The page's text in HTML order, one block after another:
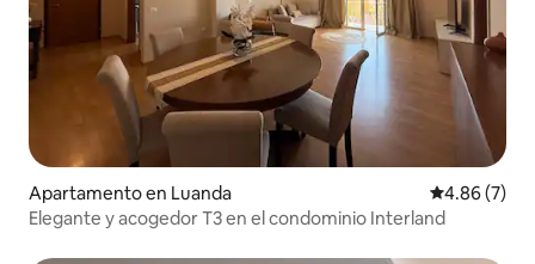
Apartamento en Luanda Calificación
4.86 (7)
Elegante y acogedor T3 en el condominio Interland